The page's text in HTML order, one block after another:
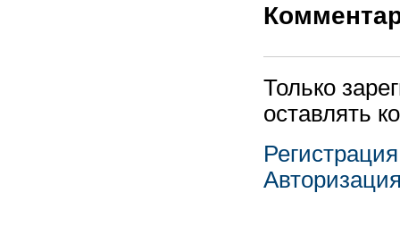
Только
оставлять
Регистрация